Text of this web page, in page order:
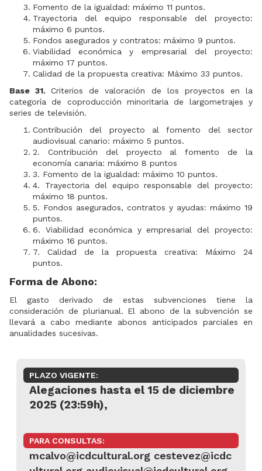
Fomento de la igualdad: máximo 11 puntos.
Trayectoria del equipo responsable del proyecto:
máximo 6 puntos.
Fondos asegurados y contratos: máximo 9 puntos.
Viabilidad económica y empresarial del proyecto:
máximo 17 puntos.
Calidad de la propuesta creativa: Máximo 33 puntos.
Base 31.Criterios de valoración de los proyectos en la
categoría de coproducción minoritaria de largometrajes y
series de televisión.
Contribución del proyecto al fomento del sector
audiovisual canario: máximo 5 puntos.
2. Contribución del proyecto al fomento de la
economía canaria: máximo 8 puntos
3. Fomento de la igualdad: máximo 10 puntos.
4. Trayectoria del equipo responsable del proyecto:
máximo 18 puntos.
5. Fondos asegurados, contratos y ayudas: máximo 19
puntos.
6. Viabilidad económica y empresarial del proyecto:
máximo 16 puntos.
7. Calidad de la propuesta creativa: Máximo 24
puntos.
Forma de Abono:
El gasto derivado de estas subvenciones tiene la
consideración de plurianual. El abono de la subvención se
llevará a cabo mediante abonos anticipados parciales en
anualidades sucesivas.
PLAZO VIGENTE:
Alegaciones hasta el 15 de diciembre
2025 (23:59h),
PARA CONSULTAS:
mcalvo@icdcultural.org cestevez@icdc